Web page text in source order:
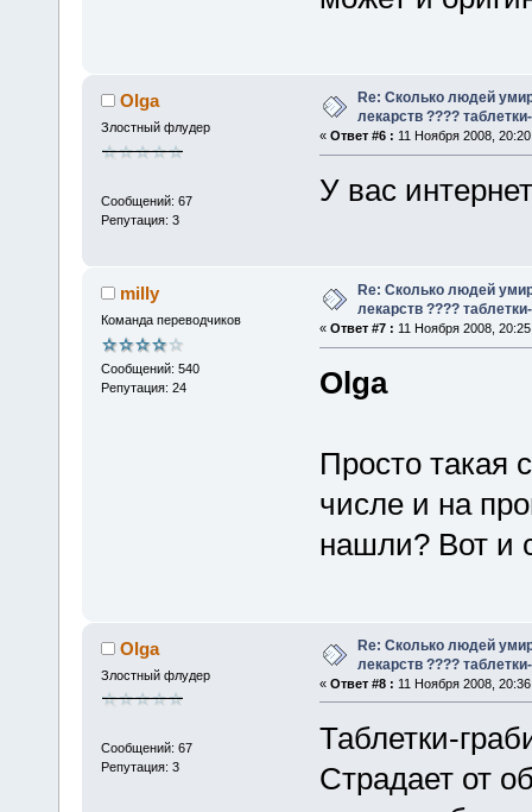
Olga
Злостный флудер
Сообщений: 67
Репутация: 3
Re: Сколько людей
лекарств ????
« Ответ #6 : 11 Ноября 2008,
У вас
milly
Команда переводчиков
Сообщений: 540
Репутация: 24
Re: Сколько людей
лекарств ????
« Ответ #7 : 11 Ноября 2008,
Olga
Просто такая
числе и на
нашли? Вот и
Olga
Злостный флудер
Сообщений: 67
Репутация: 3
Re: Сколько людей
лекарств ????
« Ответ #8 : 11 Ноября 2008,
Таблетки-
Страдает от